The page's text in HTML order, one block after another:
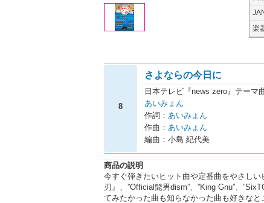
楽
8
さよならの今日に
日本テレビ『news zero』テーマ
あいみょん
作詞： あいみょん
作曲： あいみょん
編曲：小島 紀代美
商品の説明
今すぐ弾きたいヒット曲や定番曲をやさし
刃』、”Official髭男dism”、”King Gnu”、
てみたかった曲も知らなかった曲も好きな